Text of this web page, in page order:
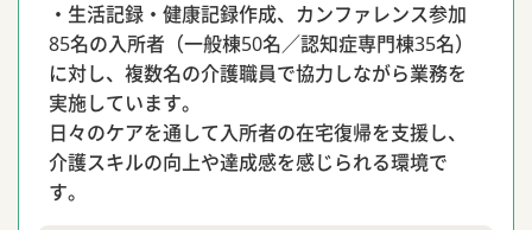
・生活記録・健康記録作成、カンファレンス参加
85名の入所者（一般棟50名／認知症専門棟35名）
に対し、複数名の介護職員で協力しながら業務を
実施しています。
日々のケアを通して入所者の在宅復帰を支援し、
介護スキルの向上や達成感を感じられる環境で
す。